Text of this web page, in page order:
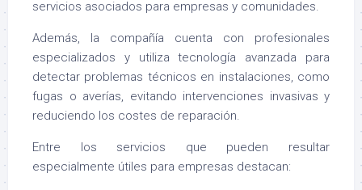
servicios asociados para empresas y comunidades.
Además, la compañía cuenta con profesionales
especializados y utiliza tecnología avanzada para
detectar problemas técnicos en instalaciones, como
fugas o averías, evitando intervenciones invasivas y
reduciendo los costes de reparación.
Entre los servicios que pueden resultar
especialmente útiles para empresas destacan: